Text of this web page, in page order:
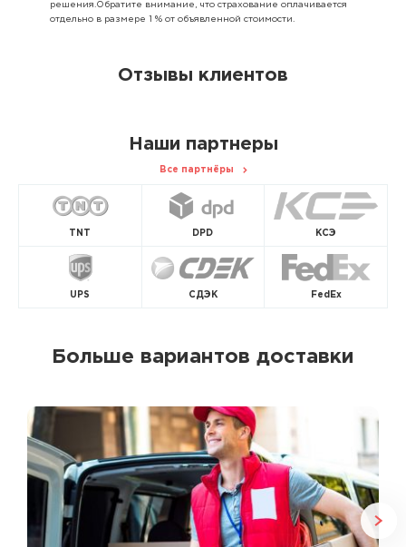
решения.Обратите внимание, что страхование оплачивается
отдельно в размере 1 % от объявленной стоимости.
Отзывы клиентов
Наши партнеры
Все партнёры
TNT DPD КСЭ
UPS СДЭК FedEx
Больше вариантов доставки